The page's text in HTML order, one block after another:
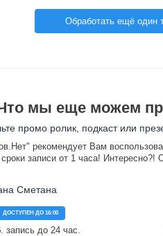
Обработать ещё один
мы еще можем
промо ролик, подкаст или
рекомендует Вам
записи от 1 часа! Интересно?!
Сметана
ДОСТУПЕН ДО 16:00
запись до 24 час.